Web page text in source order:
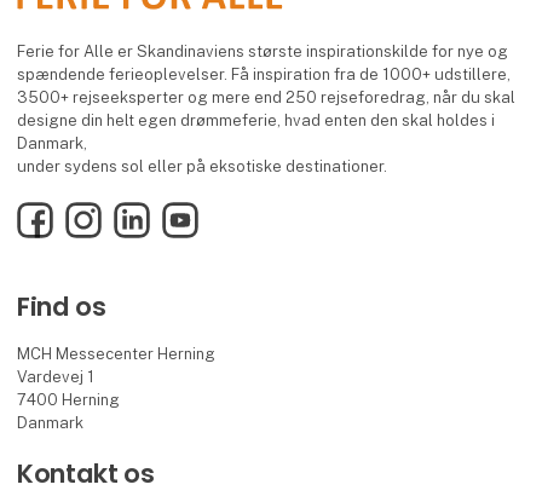
Ferie for Alle er Skandinaviens største inspirationskilde for nye og
spændende ferieoplevelser. Få inspiration fra de 1000+ udstillere,
3500+ rejseeksperter og mere end 250 rejseforedrag, når du skal
designe din helt egen drømmeferie, hvad enten den skal holdes i
Danmark,
under sydens sol eller på eksotiske destinationer.
FacebookInstagramLinkedInYouTube
Find os
MCH Messecenter Herning
Vardevej 1
7400 Herning
Danmark
Kontakt os